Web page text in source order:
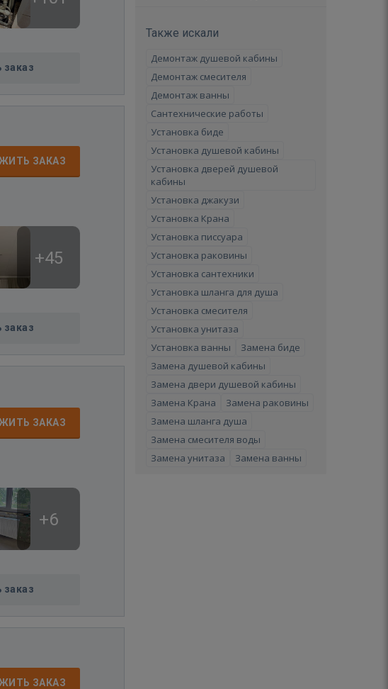
ЗАКАЗ
+45
ЗАКАЗ
+6
ЗАКАЗ
Также искали
Демонтаж душевой кабины
Демонтаж смесителя
Демонтаж ванны
Сантехнические работы
Установка биде
Установка душевой кабины
Установка дверей душевой
кабины
Установка джакузи
Установка Крана
Установка писсуара
Установка раковины
Установка сантехники
Установка шланга для душа
Установка смесителя
Установка унитаза
Установка ванны
Замена биде
Замена душевой кабины
Замена двери душевой кабины
Замена Крана
Замена раковины
Замена шланга душа
Замена смесителя воды
Замена унитаза
Замена ванны